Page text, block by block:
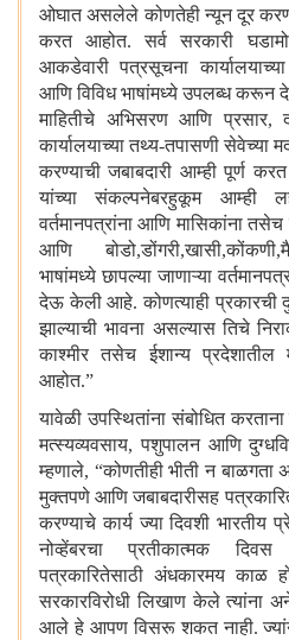
ओघात असलेले कोणतेही न्यून दूर
करत आहोत. सर्व सरकारी
आकडेवारी पत्रसूचना
आणि विविध भाषांमध्ये उपलब्ध करून
माहितीचे अभिसरण आणि प्रसार,
कार्यालयाच्या तथ्य-तपासणी सेवेच्या
करण्याची जबाबदारी आम्ही पूर्ण
यांच्या संकल्पनेबरहुकूम आम्ही
वर्तमानपत्रांना आणि मासिकांना
आणि बोडो,डोंगरी,खासी,कोंकणी,
भाषांमध्ये छापल्या जाणाऱ्या
देऊ केली आहे. कोणत्याही प्रकारची
झाल्याची भावना असल्यास तिचे
काश्मीर तसेच ईशान्य प्रदेशातील
आहोत.”
यावेळी उपस्थितांना संबोधित
मत्स्यव्यवसाय,पशुपालन आणि
म्हणाले, “कोणतीही भीती न बाळगता
मुक्तपणे आणि जबाबदारीसह
करण्याचे कार्य ज्या दिवशी
नोव्हेंबरचा प्रतीकात्मक
पत्रकारितेसाठी अंधकारमय काळ
सरकारविरोधी लिखाण केले त्यांना
आले हे आपण विसरू शकत नाही.